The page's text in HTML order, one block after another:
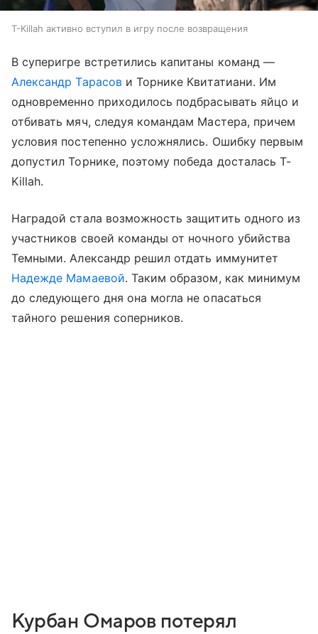
T-Killah активно вступил в игру после возвращения
В суперигре встретились капитаны команд —
Александр Тарасови Торнике Квитатиани. Им
одновременно приходилось подбрасывать яйцо и
отбивать мяч, следуя командам Мастера, причем
условия постепенно усложнялись. Ошибку первым
допустил Торнике, поэтому победа досталась T-
Killah.
Наградой стала возможность защитить одного из
участников своей команды от ночного убийства
Темными. Александр решил отдать иммунитет
Надежде Мамаевой. Таким образом, как минимум
до следующего дня она могла не опасаться
тайного решения соперников.
Курбан Омаров потерял